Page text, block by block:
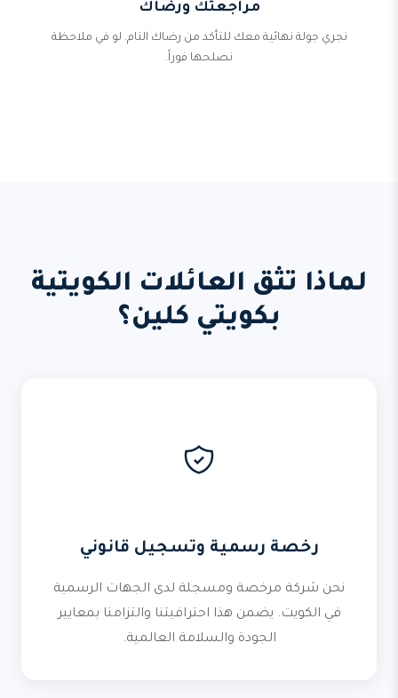
مراجعتك ورضاك
نجري جولة نهائية معك للتأكد من رضاك التام. لو في ملاحظة
نصلحها فوراً.
لماذا تثق العائلات الكويتية
بكويتي كلين؟
رخصة رسمية وتسجيل قانوني
نحن شركة مرخصة ومسجلة لدى الجهات الرسمية
في الكويت. يضمن هذا احترافيتنا والتزامنا بمعايير
الجودة والسلامة العالمية.